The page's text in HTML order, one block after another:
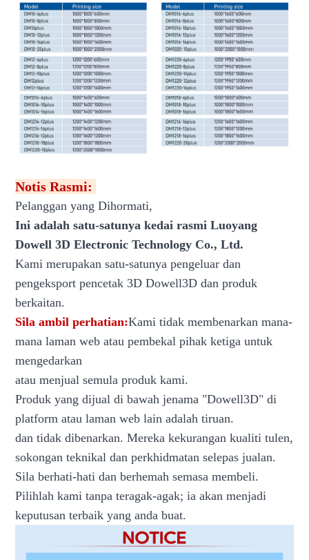
Notis Rasmi:
Pelanggan yang Dihormati,
Ini adalah satu-satunya kedai rasmi Luoyang
Dowell 3D Electronic Technology Co., Ltd.
Kami merupakan satu-satunya pengeluar dan
pengeksport pencetak 3D Dowell3D dan produk
berkaitan.
Sila ambil perhatian:Kami tidak membenarkan mana-
mana laman web atau pembekal pihak ketiga untuk
mengedarkan
atau menjual semula produk kami.
Produk yang dijual di bawah jenama "Dowell3D" di
platform atau laman web lain adalah tiruan.
dan tidak dibenarkan. Mereka kekurangan kualiti tulen,
sokongan teknikal dan perkhidmatan selepas jualan.
Sila berhati-hati dan berhemah semasa membeli.
Pilihlah kami tanpa teragak-agak; ia akan menjadi
keputusan terbaik yang anda buat.